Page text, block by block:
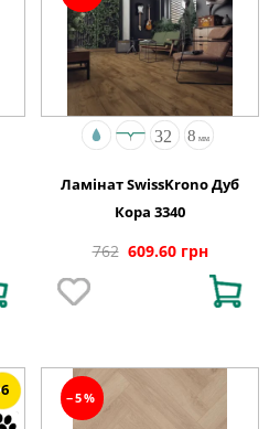
Ламінат SwissKrono Дуб
Кора 3340
762 609.60 грн
6 −5%